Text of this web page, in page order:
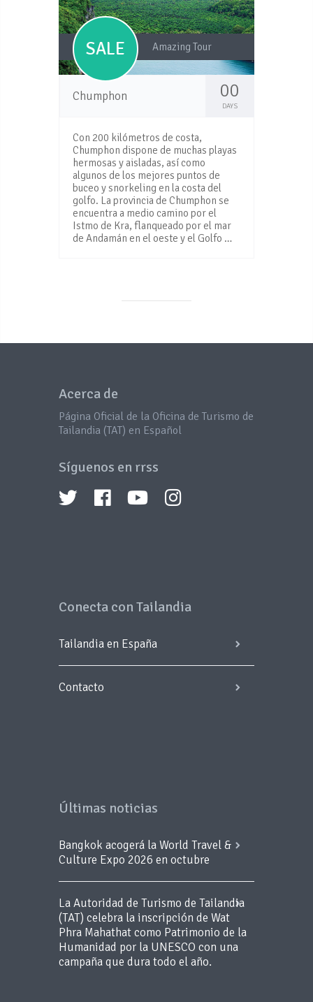
SALE Amazing Tour
Chumphon 00
DAYS
Con 200 kilómetros de costa,
Chumphon dispone de muchas playas
hermosas y aisladas, así como
algunos de los mejores puntos de
buceo y snorkeling en la costa del
golfo. La provincia de Chumphon se
encuentra a medio camino por el
Istmo de Kra, flanqueado por el mar
de Andamán en el oeste y el Golfo …
Acerca de
Página Oficial de la Oficina de Turismo de
Tailandia (TAT) en Español
Síguenos en rrss
Conecta con Tailandia
Tailandia en España
Contacto
Últimas noticias
Bangkok acogerá la World Travel &
Culture Expo 2026 en octubre
La Autoridad de Turismo de Tailandia
(TAT) celebra la inscripción de Wat
Phra Mahathat como Patrimonio de la
Humanidad por la UNESCO con una
campaña que dura todo el año.